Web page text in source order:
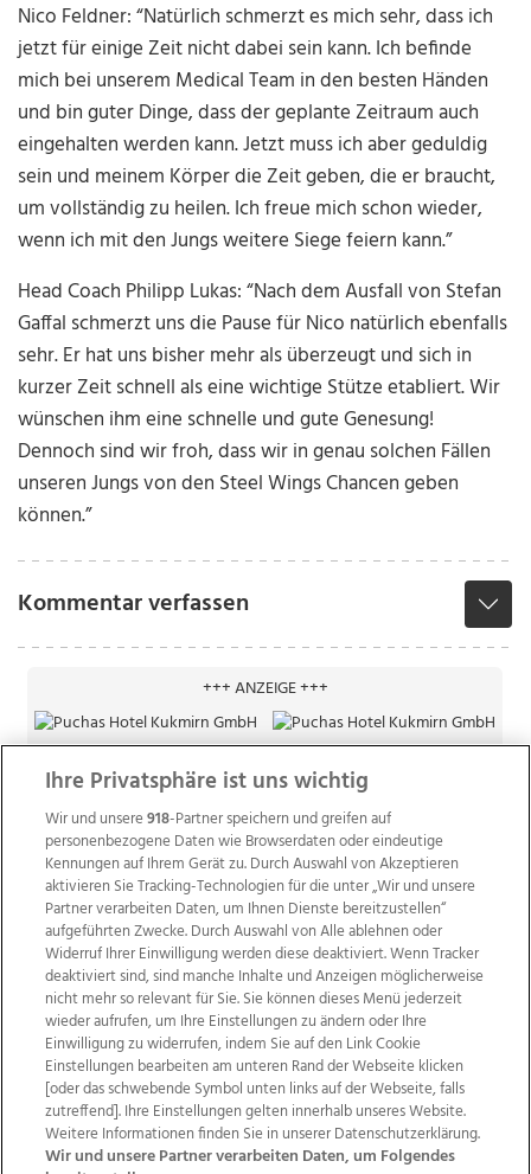
Nico Feldner: “Natürlich schmerzt es mich sehr, dass ich
jetzt für einige Zeit nicht dabei sein kann. Ich befinde
mich bei unserem Medical Team in den besten Händen
und bin guter Dinge, dass der geplante Zeitraum auch
eingehalten werden kann. Jetzt muss ich aber geduldig
sein und meinem Körper die Zeit geben, die er braucht,
um vollständig zu heilen. Ich freue mich schon wieder,
wenn ich mit den Jungs weitere Siege feiern kann.”
Head Coach Philipp Lukas: “Nach dem Ausfall von Stefan
Gaffal schmerzt uns die Pause für Nico natürlich ebenfalls
sehr. Er hat uns bisher mehr als überzeugt und sich in
kurzer Zeit schnell als eine wichtige Stütze etabliert. Wir
wünschen ihm eine schnelle und gute Genesung!
Dennoch sind wir froh, dass wir in genau solchen Fällen
unseren Jungs von den Steel Wings Chancen geben
können.”
Kommentar verfassen
+++ ANZEIGE +++
Wir über uns Mediadaten Kontakt
Jobs
Datenschutz
Impressum
AGB Anzeigekunden
AGB Website
Ehrenkodex Politische Werbung
Ihre Privatsphäre ist uns wichtig
Wir und unsere918-Partner speichern und greifen auf
personenbezogene Daten wie Browserdaten oder eindeutige
Kennungen auf Ihrem Gerät zu. Durch Auswahl von Akzeptieren
aktivieren Sie Tracking-Technologien für die unter „Wir und unsere
Partner verarbeiten Daten, um Ihnen Dienste bereitzustellen“
aufgeführten Zwecke. Durch Auswahl von Alle ablehnen oder
Widerruf Ihrer Einwilligung werden diese deaktiviert. Wenn Tracker
deaktiviert sind, sind manche Inhalte und Anzeigen möglicherweise
nicht mehr so relevant für Sie. Sie können dieses Menü jederzeit
wieder aufrufen, um Ihre Einstellungen zu ändern oder Ihre
Einwilligung zu widerrufen, indem Sie auf den Link Cookie
Einstellungen bearbeiten am unteren Rand der Webseite klicken
[oder das schwebende Symbol unten links auf der Webseite, falls
zutreffend]. Ihre Einstellungen gelten innerhalb unseres Website.
Weitere Informationen finden Sie in unserer Datenschutzerklärung.
Wir und unsere Partner verarbeiten Daten, um Folgendes